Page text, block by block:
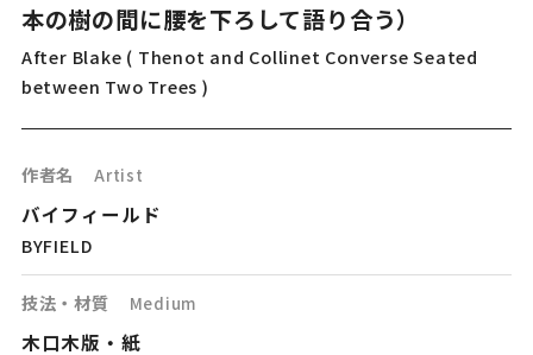
本の樹の間に腰を下ろして語り合う）
After Blake ( Thenot and Collinet Converse Seated
between Two Trees )
作者名 Artist
バイフィールド
BYFIELD
技法・材質 Medium
木口木版・紙